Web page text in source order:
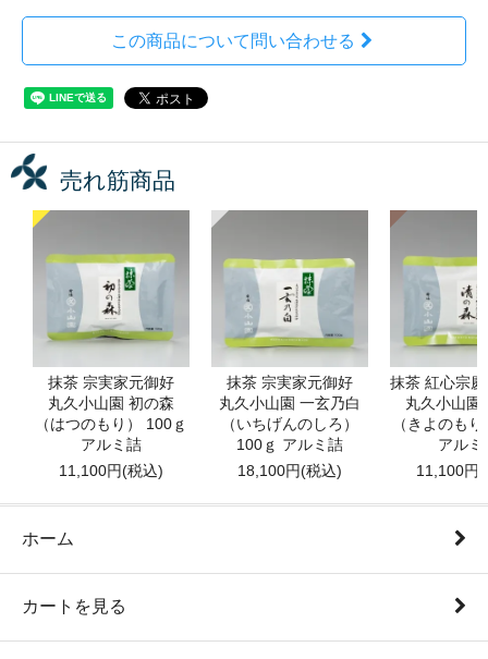
この商品について問い合わせる
売れ筋商品
抹茶 宗実家元御好
丸久小山園 初の森
（はつのもり） 100ｇ
アルミ詰
11,100円(税込)
抹茶 宗実家元御好
丸久小山園 一玄乃白
（いちげんのしろ）
100ｇ アルミ詰
18,100円(税込)
抹茶 紅心宗
丸久小山園
（きよのも
アルミ
11,100円(
ホーム
カートを見る